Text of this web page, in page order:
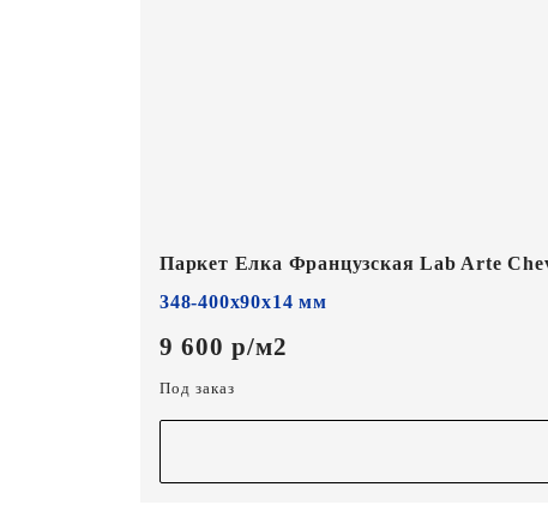
Паркет Елка Французская Lab Arte
348-400х90х14 мм
9 600 р/м2
Под заказ